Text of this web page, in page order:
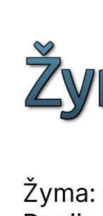
turinio
Žyma: